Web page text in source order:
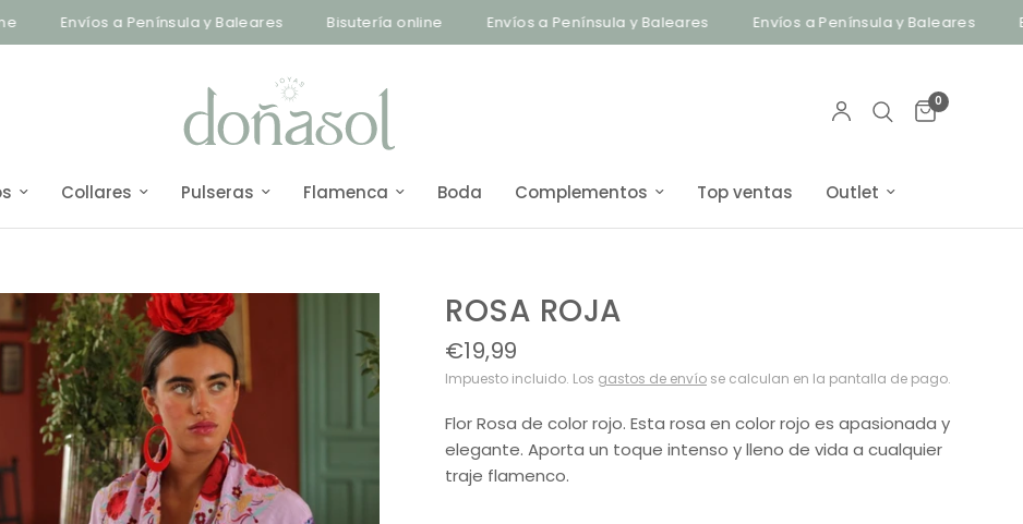
Envíos a Península y Baleares Bisutería online Envíos a Península y Baleares Envíos a Península y Baleares
0
Collares Pulseras Flamenca Boda Complementos Top ventas Outlet
ROSA ROJA
€19,99
Impuesto incluido. Los gastos de envío se calculan en la pantalla de pago.
Flor Rosa de color rojo. Esta rosa en color rojo es apasionada y
elegante. Aporta un toque intenso y lleno de vida a cualquier
traje flamenco.